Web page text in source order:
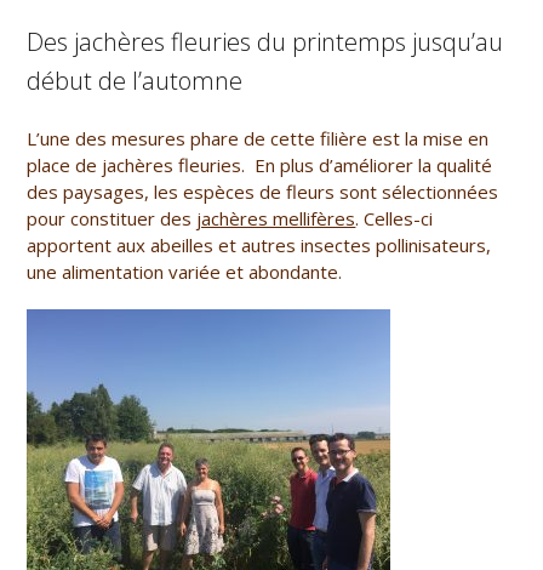
Des jachères fleuries du printemps jusqu’au
début de l’automne
L’une des mesures phare de cette filière est la mise en
place de jachères fleuries. En plus d’améliorer la qualité
des paysages, les espèces de fleurs sont sélectionnées
pour constituer des jachères mellifères. Celles-ci
apportent aux abeilles et autres insectes pollinisateurs,
une alimentation variée et abondante.